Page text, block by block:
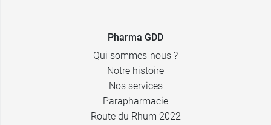
Pharma GDD
Qui sommes-nous ?
Notre histoire
Nos services
Parapharmacie
Route du Rhum 2022